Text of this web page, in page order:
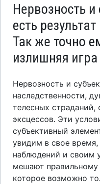
Нервозность и
есть
Так же точно
излишняя
Нервозность и
наследственности,
телесных
эксцессов. Эти
субъективный
увидим в свое
наблюдений и своим
мешают правильному
которое возможно